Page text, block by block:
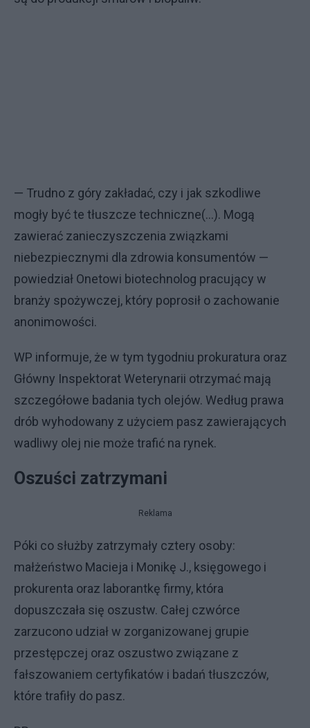
— Trudno z góry zakładać, czy i jak szkodliwe
mogły być te tłuszcze techniczne(...). Mogą
zawierać zanieczyszczenia związkami
niebezpiecznymi dla zdrowia konsumentów —
powiedział Onetowi biotechnolog pracujący w
branży spożywczej, który poprosił o zachowanie
anonimowości.
WP informuje, że w tym tygodniu prokuratura oraz
Główny Inspektorat Weterynarii otrzymać mają
szczegółowe badania tych olejów. Według prawa
drób wyhodowany z użyciem pasz zawierających
wadliwy olej nie może trafić na rynek.
Oszuści zatrzymani
Reklama
Póki co służby zatrzymały cztery osoby:
małżeństwo Macieja i Monikę J., księgowego i
prokurenta oraz laborantkę firmy, która
dopuszczała się oszustw. Całej czwórce
zarzucono udział w zorganizowanej grupie
przestępczej oraz oszustwo związane z
fałszowaniem certyfikatów i badań tłuszczów,
które trafiły do pasz.